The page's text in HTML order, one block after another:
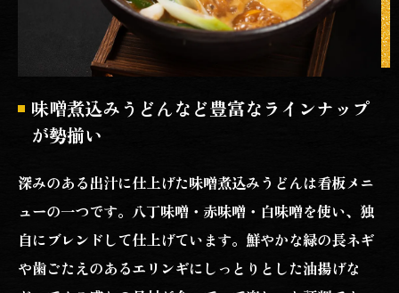
味噌煮込みうどんなど豊富なラインナップ
が勢揃い
深みのある出汁に仕上げた味噌煮込みうどんは看板メニ
ューの一つです。八丁味噌・赤味噌・白味噌を使い、独
自にブレンドして仕上げています。鮮やかな緑の長ネギ
や歯ごたえのあるエリンギにしっとりとした油揚げな